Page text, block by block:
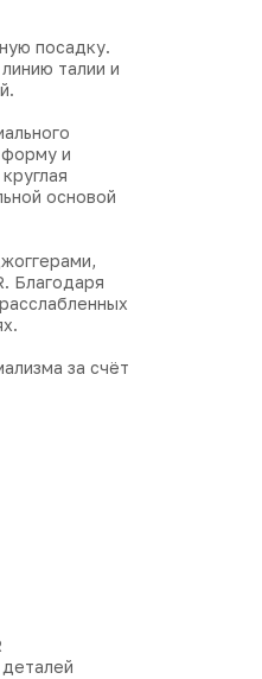
посадку.
талии и
форму и
основой
Благодаря
за счёт